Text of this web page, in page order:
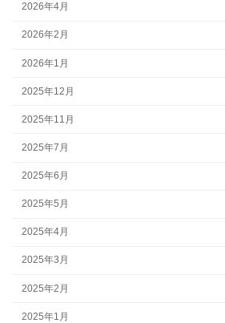
2026年4月
2026年2月
2026年1月
2025年12月
2025年11月
2025年7月
2025年6月
2025年5月
2025年4月
2025年3月
2025年2月
2025年1月